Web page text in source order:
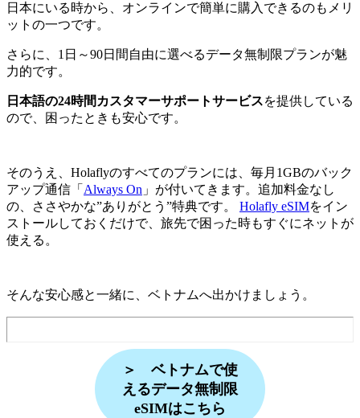
日本にいる時から、オンラインで簡単に購入できるのもメリ
ットの一つです。
さらに、1日～90日間自由に選べるデータ無制限プランが魅
力的です。
日本語の24時間カスタマーサポートサービスを提供している
ので、困ったときも安心です。
そのうえ、Holaflyのすべてのプランには、毎月1GBのバック
アップ通信「 Always On 」が付いてきます。追加料金なし
の、ささやかな”ありがとう”特典です。 Holafly eSIMをイン
ストールしておくだけで、旅先で困った時もすぐにネットが
使える。
そんな安心感と一緒に、ベトナムへ出かけましょう。
＞ ベトナムで使
えるデータ無制限
eSIMはこちら